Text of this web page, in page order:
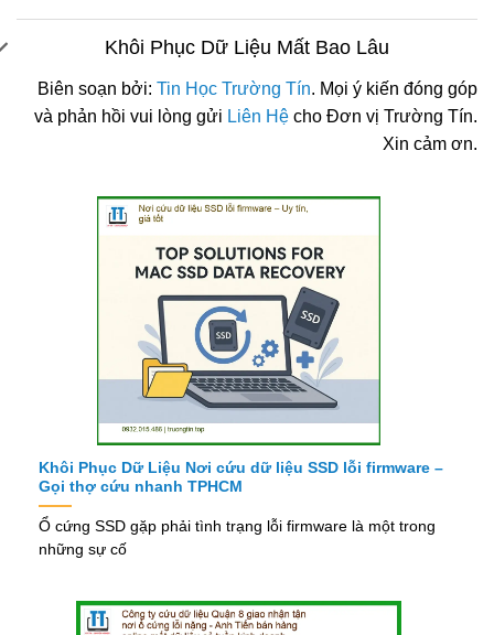
Khôi Phục Dữ Liệu Mất Bao Lâu
Biên soạn bởi: Tin Học Trường Tín. Mọi ý kiến đóng góp
và phản hồi vui lòng gửi Liên Hệ cho Đơn vị Trường Tín.
Xin cảm ơn.
Khôi Phục Dữ Liệu Nơi cứu dữ liệu SSD lỗi firmware –
Gọi thợ cứu nhanh TPHCM
Ổ cứng SSD gặp phải tình trạng lỗi firmware là một trong
những sự cố